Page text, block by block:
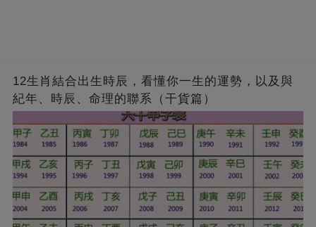
12生肖結合出生時辰，看懂你一生的運勢，以及與
紀年、時辰、命理的聯系（干貨篇）